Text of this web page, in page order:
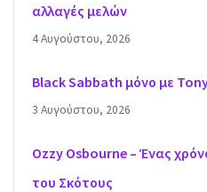
αλλαγές μελών
4 Αυγούστου, 2026
Black Sabbath μόνο με
3 Αυγούστου, 2026
Ozzy Osbourne – Ένας
του Σκότους